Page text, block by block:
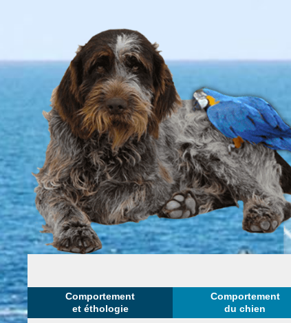
Comportement
et éthologie
Comportement
du chien